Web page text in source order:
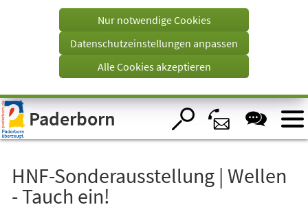
Visuelle
Assistenzsoftware
öffnen.
einem
Tab)
Nur notwendige Cookies
Datenschutzeinstellungen anpassen
Alle Cookies akzeptieren
Paderborn
HNF-Sonderausstellung | Wellen
- Tauch ein!